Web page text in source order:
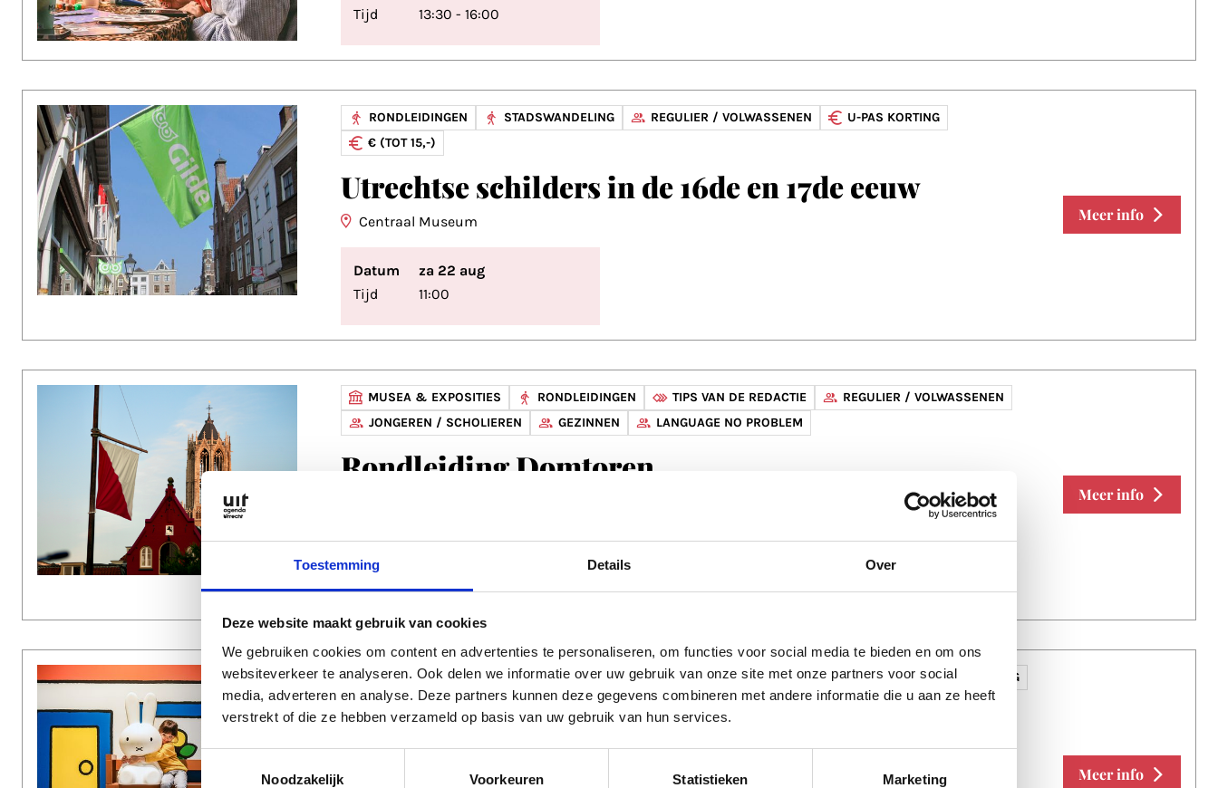
Toestemming Details Over
Deze website maakt gebruik van cookies
We gebruiken cookies om content en advertenties te personaliseren, om functies voor social media te bieden en om ons
websiteverkeer te analyseren. Ook delen we informatie over uw gebruik van onze site met onze partners voor social
media, adverteren en analyse. Deze partners kunnen deze gegevens combineren met andere informatie die u aan ze heeft
verstrekt of die ze hebben verzameld op basis van uw gebruik van hun services.
Toestemmingsselectie
Noodzakelijk
Voorkeuren Statistieken Marketing
Tijd
13:30 - 16:00
RONDLEIDINGEN STADSWANDELING REGULIER / VOLWASSENEN
U-PAS KORTING
€ (TOT 15,-)
Utrechtse schilders in de 16de en 17de eeuw
Centraal Museum
Datum
za 22 aug
Tijd
11:00
Meer info
MUSEA & EXPOSITIES RONDLEIDINGEN TIPS VAN DE REDACTIE
REGULIER / VOLWASSENEN
JONGEREN / SCHOLIEREN
GEZINNEN LANGUAGE NO PROBLEM
Rondleiding Domtoren
Tijd
Meer info
MUSEA & EXPOSITIES BABY'S, PEUTERS, KLEUTERS LANGUAGE NO PROBLEM
U-PAS KORTING
CJP KORTING
€ (TOT 15,-) LEDENKORTING MUSEUMKAART (MJK) STUDENTENKORTING
nijntje museum
Meer info